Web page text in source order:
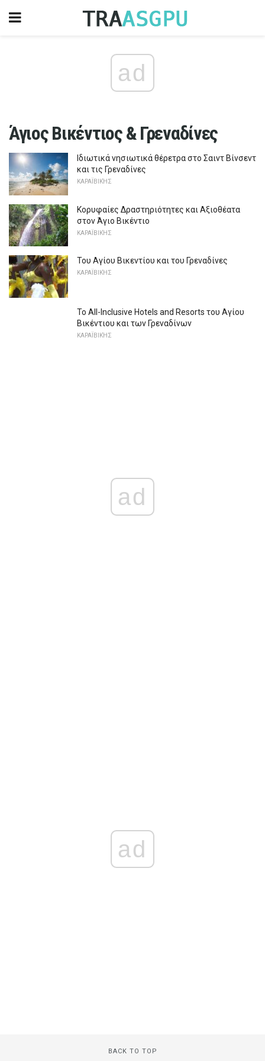
ad
Άγιος Βικέντιος & Γρεναδίνες
Ιδιωτικά νησιωτικά θέρετρα στο Σαιντ Βίνσεντ
και τις Γρεναδίνες
ΚΑΡΑΪΒΙΚΉΣ
Κορυφαίες Δραστηριότητες και Αξιοθέατα
στον Άγιο Βικέντιο
ΚΑΡΑΪΒΙΚΉΣ
Του Αγίου Βικεντίου και του Γρεναδίνες
ΚΑΡΑΪΒΙΚΉΣ
Το All-Inclusive Hotels and Resorts του Αγίου
Βικέντιου και των Γρεναδίνων
ΚΑΡΑΪΒΙΚΉΣ
ad
ad
BACK TO TOP